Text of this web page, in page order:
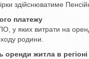
здійснюватиме
платежу
у яких витрати на
родини.
оренди житла в регіоні